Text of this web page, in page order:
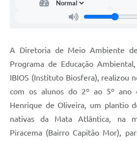
A Diretoria de Meio Ambiente
Programa de Educação
IBIOS (Instituto Biosfera), realizou
com os alunos do 2º ao 5º ano
Henrique de Oliveira, um plantio
nativas da Mata Atlântica, na
Piracema (Bairro Capitão Mor),